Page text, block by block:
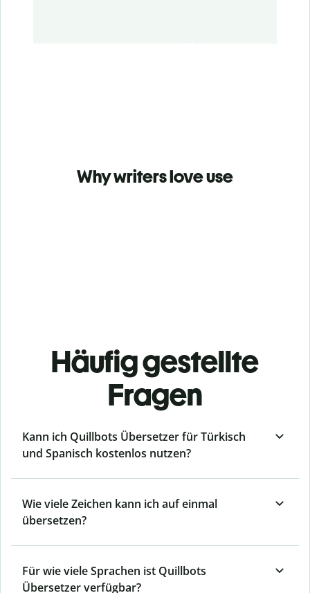
Why writers love use
Häufig gestellte
Fragen
Kann ich Quillbots Übersetzer für Türkisch
und Spanisch kostenlos nutzen?
Wie viele Zeichen kann ich auf einmal
übersetzen?
Für wie viele Sprachen ist Quillbots
Übersetzer verfügbar?